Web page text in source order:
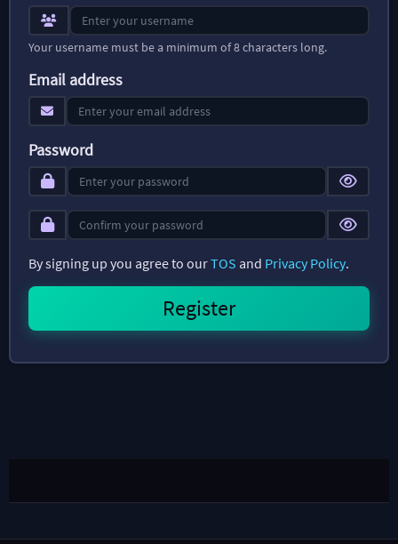
Your username must be a minimum of 8 characters long.
Email address
Password
By signing up you agree to ourTOS and Privacy Policy.